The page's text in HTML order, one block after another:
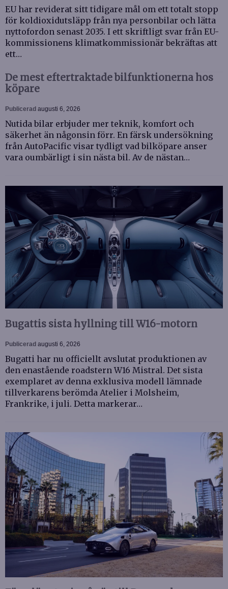
EU har reviderat sitt tidigare mål om ett totalt stopp
för koldioxidutsläpp från nya personbilar och lätta
nyttofordon senast 2035. I ett skriftligt svar från EU-
kommissionens klimatkommissionär bekräftas att
ett…
De mest eftertraktade bilfunktionerna hos
köpare
Publicerad augusti 6, 2026
Nutida bilar erbjuder mer teknik, komfort och
säkerhet än någonsin förr. En färsk undersökning
från AutoPacific visar tydligt vad bilköpare anser
vara oumbärligt i sin nästa bil. Av de nästan…
Bugattis sista hyllning till W16-motorn
Publicerad augusti 6, 2026
Bugatti har nu officiellt avslutat produktionen av
den enastående roadstern W16 Mistral. Det sista
exemplaret av denna exklusiva modell lämnade
tillverkarens berömda Atelier i Molsheim,
Frankrike, i juli. Detta markerar…